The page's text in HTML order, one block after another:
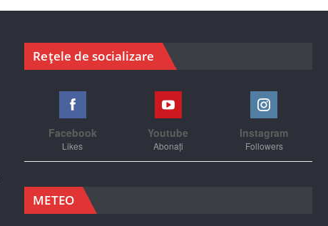
Rețele de socializare
Facebook
Likes
Youtube
Abonați
Instagram
Followers
METEO